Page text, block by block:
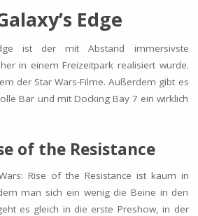
Edge
ist der mit Abstand immersivste
in einem Freizeitpark realisiert wurde.
der Star Wars-Filme. Außerdem gibt es
Bar und mit Docking Bay 7 ein wirklich
of the Resistance
Rise of the Resistance ist kaum in
man sich ein wenig die Beine in den
es gleich in die erste Preshow, in der